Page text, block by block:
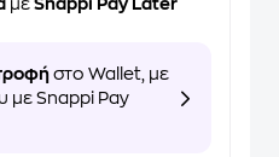
με Snappi Pay Later
στο Wallet, με
με Snappi Pay